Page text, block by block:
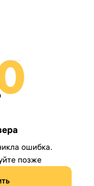
ошибка.
позже